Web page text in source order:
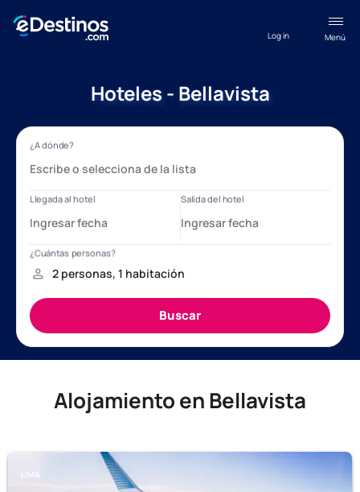
Menú
Log in
Hoteles - Bellavista
Alojamiento en Bellavista
LIMA